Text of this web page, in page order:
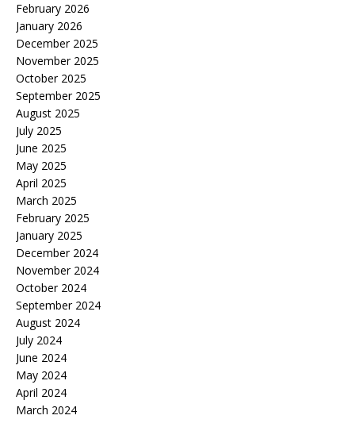
February 2026
January 2026
December 2025
November 2025
October 2025
September 2025
August 2025
July 2025
June 2025
May 2025
April 2025
March 2025
February 2025
January 2025
December 2024
November 2024
October 2024
September 2024
August 2024
July 2024
June 2024
May 2024
April 2024
March 2024